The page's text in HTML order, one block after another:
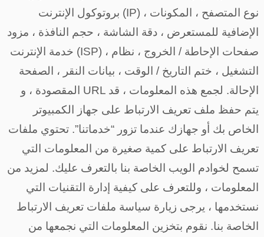
بروتوكول الإنترنت (IP) ، نوع المتصفح ، المكونات
الإضافية للمستعرض ، دقة الشاشة ، حجم النافذة ، مزود
خدمة الإنترنت (ISP) ، صفحات الإحاطة / الخروج ، نظام
التشغيل ، ختم التاريخ / الوقت ، بيانات النقر ، الصفحة
المقصودة ، و URL الإحالة. لجمع هذه المعلومات ، قد
يتم حفظ ملف تعريف الارتباط على جهاز الكمبيوتر
الخاص بك أو جهازك عندما تزور “خدماتنا”. تحتوي ملفات
تعريف الارتباط على كمية صغيرة من المعلومات التي
تسمح لخوادم الويب الخاصة بنا بالتعرف عليك. لمزيد من
المعلومات ، وللتعرف على كيفية إدارة التقنيات التي
نستخدمها ، يرجى زيارة سياسة ملفات تعريف الارتباط
الخاصة بنا. نقوم بتخزين المعلومات التي نجمعها من